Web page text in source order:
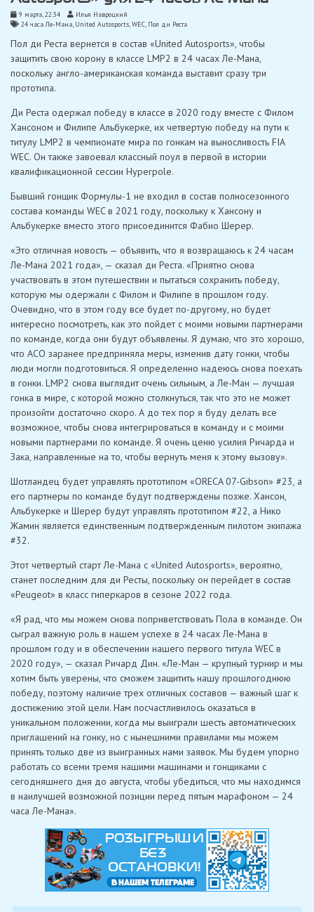
9 марта, 22:34
Илья Навроцкий
24 часа Ле-Мана, United Autosports,WEC, Пол ди Реста
Пол ди Реста вернется в состав «United Autosports», чтобы
защитить свою корону в классе LMP2 в 24 часах Ле-Мана,
поскольку англо-американская команда выставит сразу три
прототипа.
Ди Реста одержал победу в классе в 2020 году вместе с Филом
Хансоном и Филипе Альбукерке, их четвертую победу на пути к
титулу LMP2 в чемпионате мира по гонкам на выносливость FIA
WEC. Он также завоевал классный поул в первой в истории
квалификационной сессии Hyperpole.
Бывший гонщик Формулы-1 не входил в состав полносезонного
состава команды WEC в 2021 году, поскольку к Хансону и
Альбукерке вместо этого присоединится Фабио Шерер.
«Это отличная новость — объявить, что я возвращаюсь к 24 часам
Ле-Мана 2021 года», — сказал ди Реста. «Приятно снова
участвовать в этом путешествии и пытаться сохранить победу,
которую мы одержали с Филом и Филипе в прошлом году.
Очевидно, что в этом году все будет по-другому, но будет
интересно посмотреть, как это пойдет с моими новыми партнерами
по команде, когда они будут объявлены. Я думаю, что это хорошо,
что ACO заранее предприняла меры, изменив дату гонки, чтобы
люди могли подготовиться. Я определенно надеюсь снова поехать
в гонки. LMP2 снова выглядит очень сильным, а Ле-Ман — лучшая
гонка в мире, с которой можно столкнуться, так что это не может
произойти достаточно скоро. А до тех пор я буду делать все
возможное, чтобы снова интегрироваться в команду и с моими
новыми партнерами по команде. Я очень ценю усилия Ричарда и
Зака, направленные на то, чтобы вернуть меня к этому вызову».
Шотландец будет управлять прототипом «ORECA 07-Gibson» #23, а
его партнеры по команде будут подтверждены позже. Хансон,
Альбукерке и Шерер будут управлять прототипом #22, а Нико
Жамин является единственным подтвержденным пилотом экипажа
#32.
Этот четвертый старт Ле-Мана с «United Autosports», вероятно,
станет последним для ди Ресты, поскольку он перейдет в состав
«Peugeot» в класс гиперкаров в сезоне 2022 года.
«Я рад, что мы можем снова поприветствовать Пола в команде. Он
сыграл важную роль в нашем успехе в 24 часах Ле-Мана в
прошлом году и в обеспечении нашего первого титула WEC в
2020 году», — сказал Ричард Дин. «Ле-Ман — крупный турнир и мы
хотим быть уверены, что сможем защитить нашу прошлогоднюю
победу, поэтому наличие трех отличных составов — важный шаг к
достижению этой цели. Нам посчастливилось оказаться в
уникальном положении, когда мы выиграли шесть автоматических
приглашений на гонку, но с нынешними правилами мы можем
принять только две из выигранных нами заявок. Мы будем упорно
работать со всеми тремя нашими машинами и гонщиками с
сегодняшнего дня до августа, чтобы убедиться, что мы находимся
в наилучшей возможной позиции перед пятым марафоном — 24
часа Ле-Мана».